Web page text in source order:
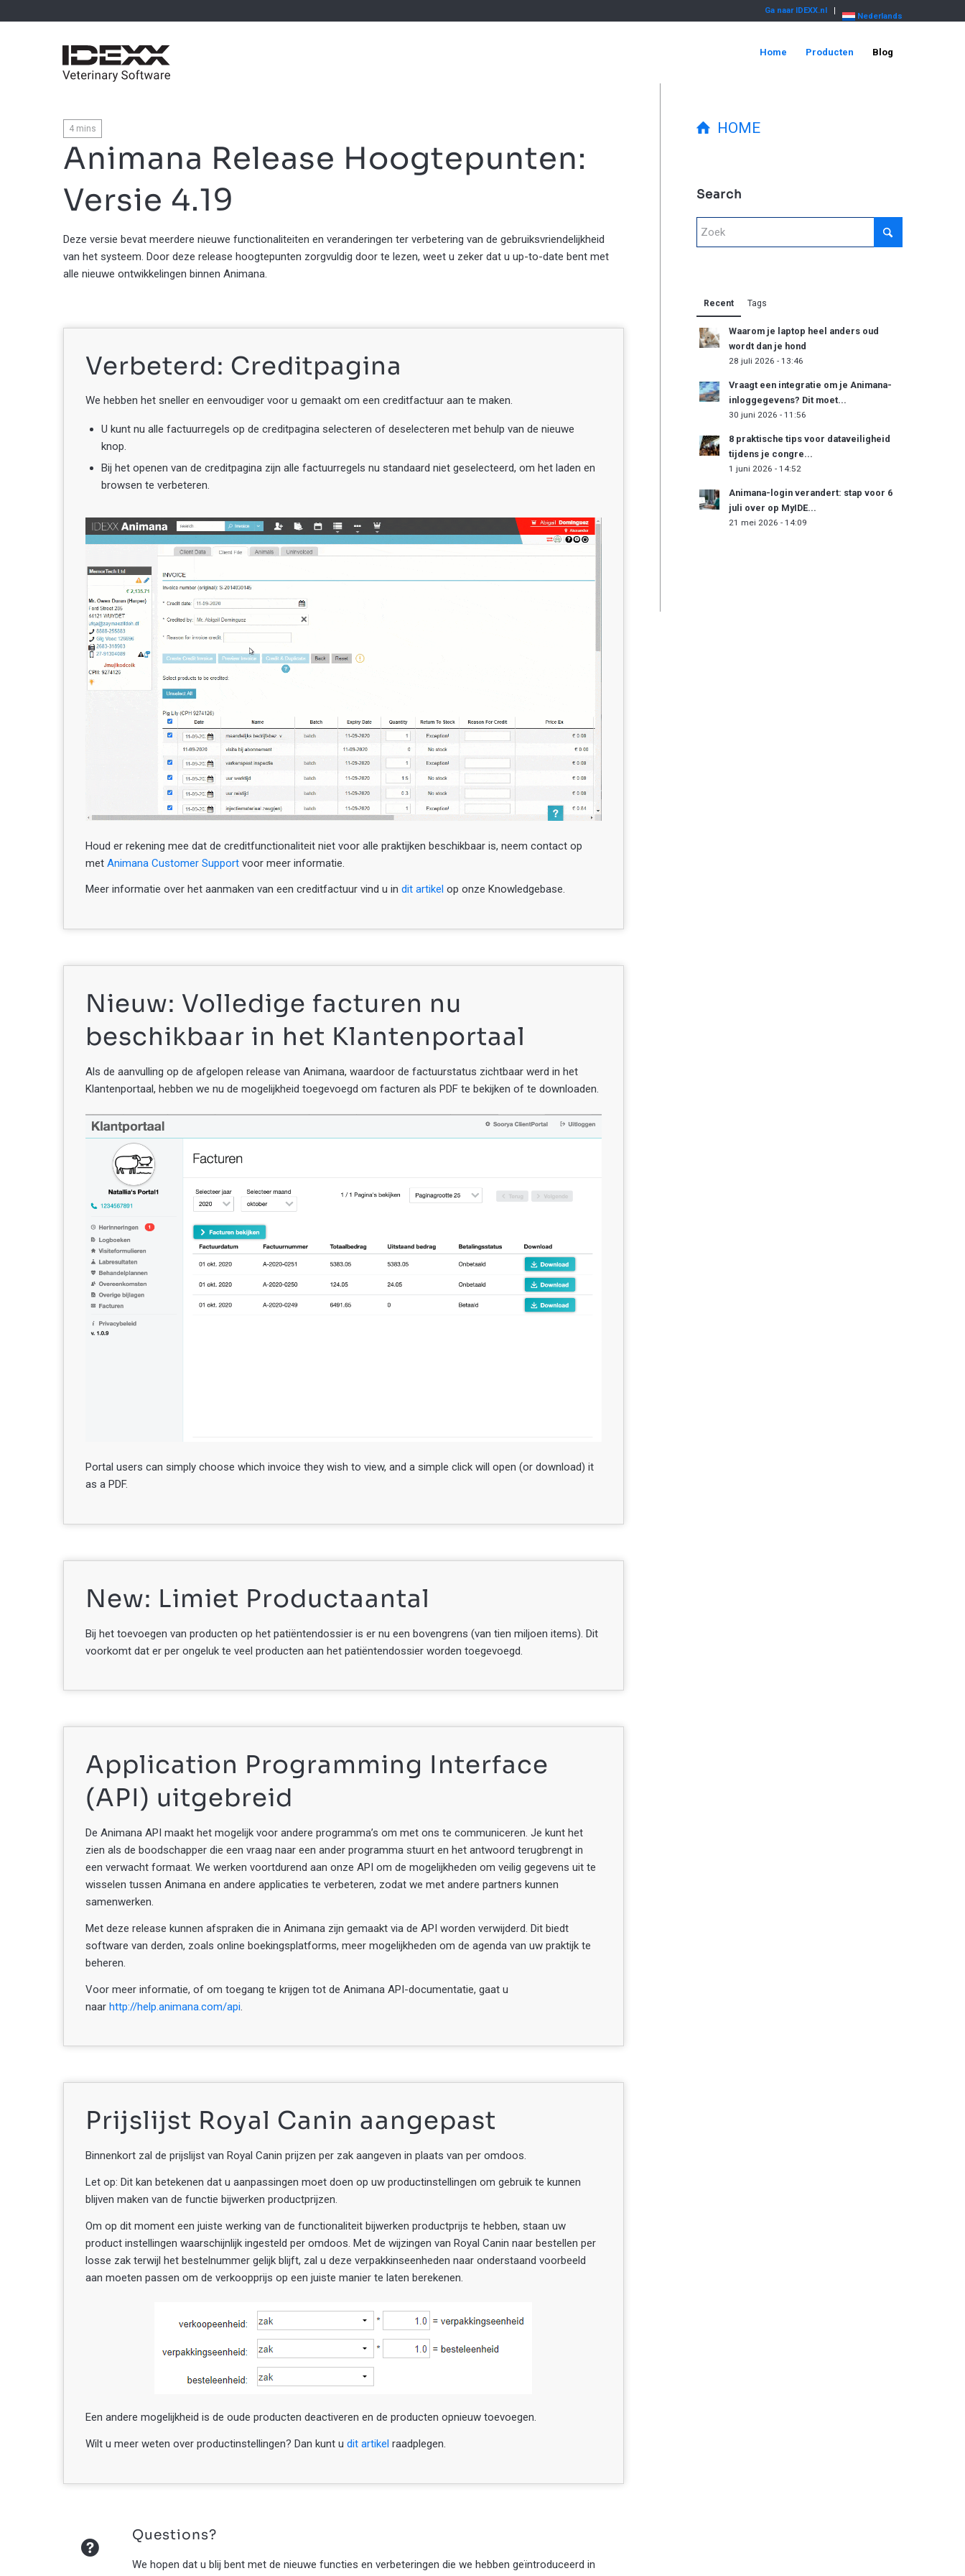
Ga naar IDEXX.nl
Nederlands
Home Producten Blog
4 mins
Animana Release Hoogtepunten:
Versie 4.19
Deze versie bevat meerdere nieuwe functionaliteiten en veranderingen ter verbetering van de gebruiksvriendelijkheid
van het systeem. Door deze release hoogtepunten zorgvuldig door te lezen, weet u zeker dat u up-to-date bent met
alle nieuwe ontwikkelingen binnen Animana.
Verbeterd: Creditpagina
We hebben het sneller en eenvoudiger voor u gemaakt om een creditfactuur aan te maken.
U kunt nu alle factuurregels op de creditpagina selecteren of deselecteren met behulp van de nieuwe
knop.
Bij het openen van de creditpagina zijn alle factuurregels nu standaard niet geselecteerd, om het laden en
browsen te verbeteren.
Houd er rekening mee dat de creditfunctionaliteit niet voor alle praktijken beschikbaar is, neem contact op
met Animana Customer Support voor meer informatie.
Meer informatie over het aanmaken van een creditfactuur vind u in dit artikel op onze Knowledgebase.
Nieuw: Volledige facturen nu
beschikbaar in het Klantenportaal
Als de aanvulling op de afgelopen release van Animana, waardoor de factuurstatus zichtbaar werd in het
Klantenportaal, hebben we nu de mogelijkheid toegevoegd om facturen als PDF te bekijken of te downloaden.
Portal users can simply choose which invoice they wish to view, and a simple click will open (or download) it
as a PDF.
New: Limiet Productaantal
Bij het toevoegen van producten op het patiëntendossier is er nu een bovengrens (van tien miljoen items). Dit
voorkomt dat er per ongeluk te veel producten aan het patiëntendossier worden toegevoegd.
Application Programming Interface
(API) uitgebreid
De Animana API maakt het mogelijk voor andere programma’s om met ons te communiceren. Je kunt het
zien als de boodschapper die een vraag naar een ander programma stuurt en het antwoord terugbrengt in
een verwacht formaat. We werken voortdurend aan onze API om de mogelijkheden om veilig gegevens uit te
wisselen tussen Animana en andere applicaties te verbeteren, zodat we met andere partners kunnen
samenwerken.
Met deze release kunnen afspraken die in Animana zijn gemaakt via de API worden verwijderd. Dit biedt
software van derden, zoals online boekingsplatforms, meer mogelijkheden om de agenda van uw praktijk te
beheren.
Voor meer informatie, of om toegang te krijgen tot de Animana API-documentatie, gaat u
naar http://help.animana.com/api.
Prijslijst Royal Canin aangepast
Binnenkort zal de prijslijst van Royal Canin prijzen per zak aangeven in plaats van per omdoos.
Let op: Dit kan betekenen dat u aanpassingen moet doen op uw productinstellingen om gebruik te kunnen
blijven maken van de functie bijwerken productprijzen.
Om op dit moment een juiste werking van de functionaliteit bijwerken productprijs te hebben, staan uw
product instellingen waarschijnlijk ingesteld per omdoos. Met de wijzingen van Royal Canin naar bestellen per
losse zak terwijl het bestelnummer gelijk blijft, zal u deze verpakkinseenheden naar onderstaand voorbeeld
aan moeten passen om de verkoopprijs op een juiste manier te laten berekenen.
Een andere mogelijkheid is de oude producten deactiveren en de producten opnieuw toevoegen.
Wilt u meer weten over productinstellingen? Dan kunt u dit artikel raadplegen.
Questions?
We hopen dat u blij bent met de nieuwe functies en verbeteringen die we hebben geïntroduceerd in
HOME
Search
Recent Tags
Waarom je laptop heel anders oud
wordt dan je hond
28 juli 2026 - 13:46
Vraagt een integratie om je Animana-
inloggegevens? Dit moet...
30 juni 2026 - 11:56
8 praktische tips voor dataveiligheid
tijdens je congre...
1 juni 2026 - 14:52
Animana-login verandert: stap voor 6
juli over op MyIDE...
21 mei 2026 - 14:09